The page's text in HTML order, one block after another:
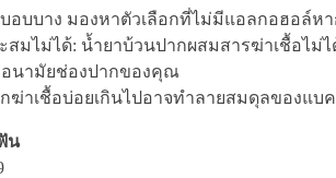
อบบาง มองหาตัวเลือกที่ไม่มีแอลกอฮอล์
สมไม่ได้: น้ำยาบ้วนปากผสมสารฆ่าเชื้อไ
อนามัยช่องปากของคุณ
ฆ่าเชื้อบ่อยเกินไปอาจทำลายสมดุลของแบ
น